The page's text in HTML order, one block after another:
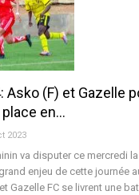
Asko (F) et Gazelle
place en…
2023
va disputer ce mercredi
enjeu de cette journée
Gazelle FC se livrent une